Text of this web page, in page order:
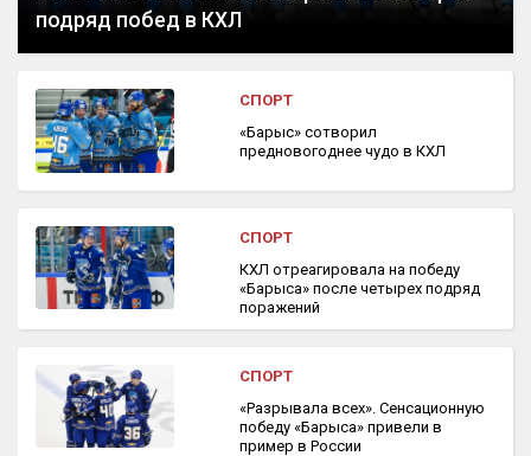
подряд побед в КХЛ
СПОРТ
«Барыс» сотворил
предновогоднее чудо в КХЛ
СПОРТ
КХЛ отреагировала на победу
«Барыса» после четырех подряд
поражений
СПОРТ
«Разрывала всех». Сенсационную
победу «Барыса» привели в
пример в России